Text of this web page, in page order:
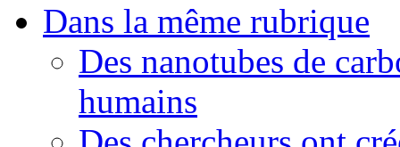
Dans la même rubrique
Des nanotubes de
humains